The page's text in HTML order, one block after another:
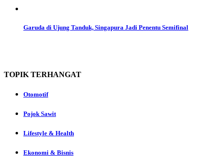
Garuda di Ujung Tanduk, Singapura Jadi Penentu Semifinal
TOPIK TERHANGAT
Otomotif
Pojok Sawit
Lifestyle & Health
Ekonomi & Bisnis